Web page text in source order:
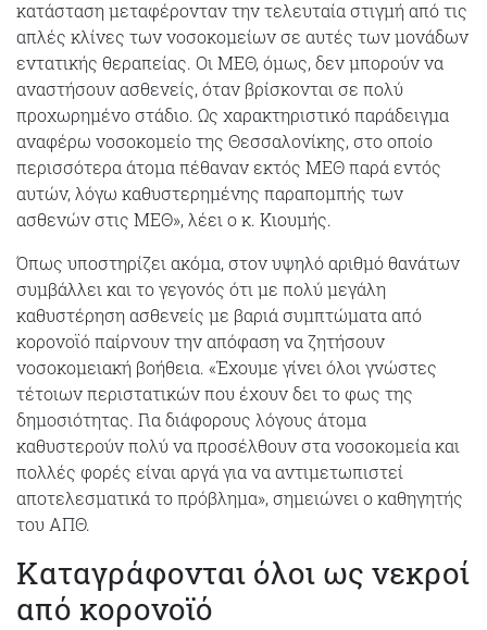
κατάσταση μεταφέρονταν την τελευταία στιγμή από τις
απλές κλίνες των νοσοκομείων σε αυτές των μονάδων
εντατικής θεραπείας. Οι ΜΕΘ, όμως, δεν μπορούν να
αναστήσουν ασθενείς, όταν βρίσκονται σε πολύ
προχωρημένο στάδιο. Ως χαρακτηριστικό παράδειγμα
αναφέρω νοσοκομείο της Θεσσαλονίκης, στο οποίο
περισσότερα άτομα πέθαναν εκτός ΜΕΘ παρά εντός
αυτών, λόγω καθυστερημένης παραπομπής των
ασθενών στις ΜΕΘ», λέει ο κ. Κιουμής.
Όπως υποστηρίζει ακόμα, στον υψηλό αριθμό θανάτων
συμβάλλει και το γεγονός ότι με πολύ μεγάλη
καθυστέρηση ασθενείς με βαριά συμπτώματα από
κορονοϊό παίρνουν την απόφαση να ζητήσουν
νοσοκομειακή βοήθεια. «Έχουμε γίνει όλοι γνώστες
τέτοιων περιστατικών που έχουν δει το φως της
δημοσιότητας. Για διάφορους λόγους άτομα
καθυστερούν πολύ να προσέλθουν στα νοσοκομεία και
πολλές φορές είναι αργά για να αντιμετωπιστεί
αποτελεσματικά το πρόβλημα», σημειώνει ο καθηγητής
του ΑΠΘ.
Καταγράφονται όλοι ως νεκροί
από κορονοϊό